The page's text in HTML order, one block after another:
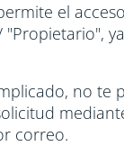
el
no te
correo.